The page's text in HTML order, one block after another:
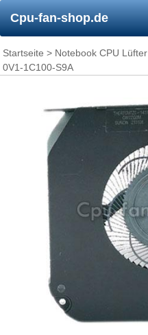
Cpu-fan-shop.de
Startseite > Notebook CPU Lüfter
0V1-1C100-S9A